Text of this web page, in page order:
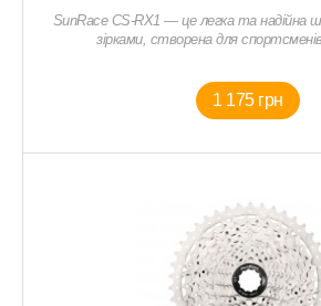
SunRace CS-RX1 — це легка та надійна
зірками, створена для
1 175 грн